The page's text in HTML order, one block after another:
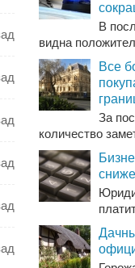
В
видна
Все
За
количество